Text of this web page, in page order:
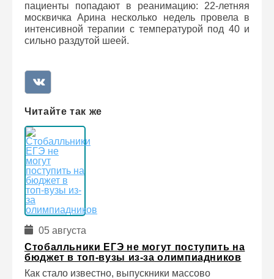
пациенты попадают в реанимацию: 22-летняя
москвичка Арина несколько недель провела в
интенсивной терапии с температурой под 40 и
сильно раздутой шеей.
Читайте так же
05 августа
Стобалльники ЕГЭ не могут поступить на
бюджет в топ-вузы из-за олимпиадников
Как стало известно, выпускники массово